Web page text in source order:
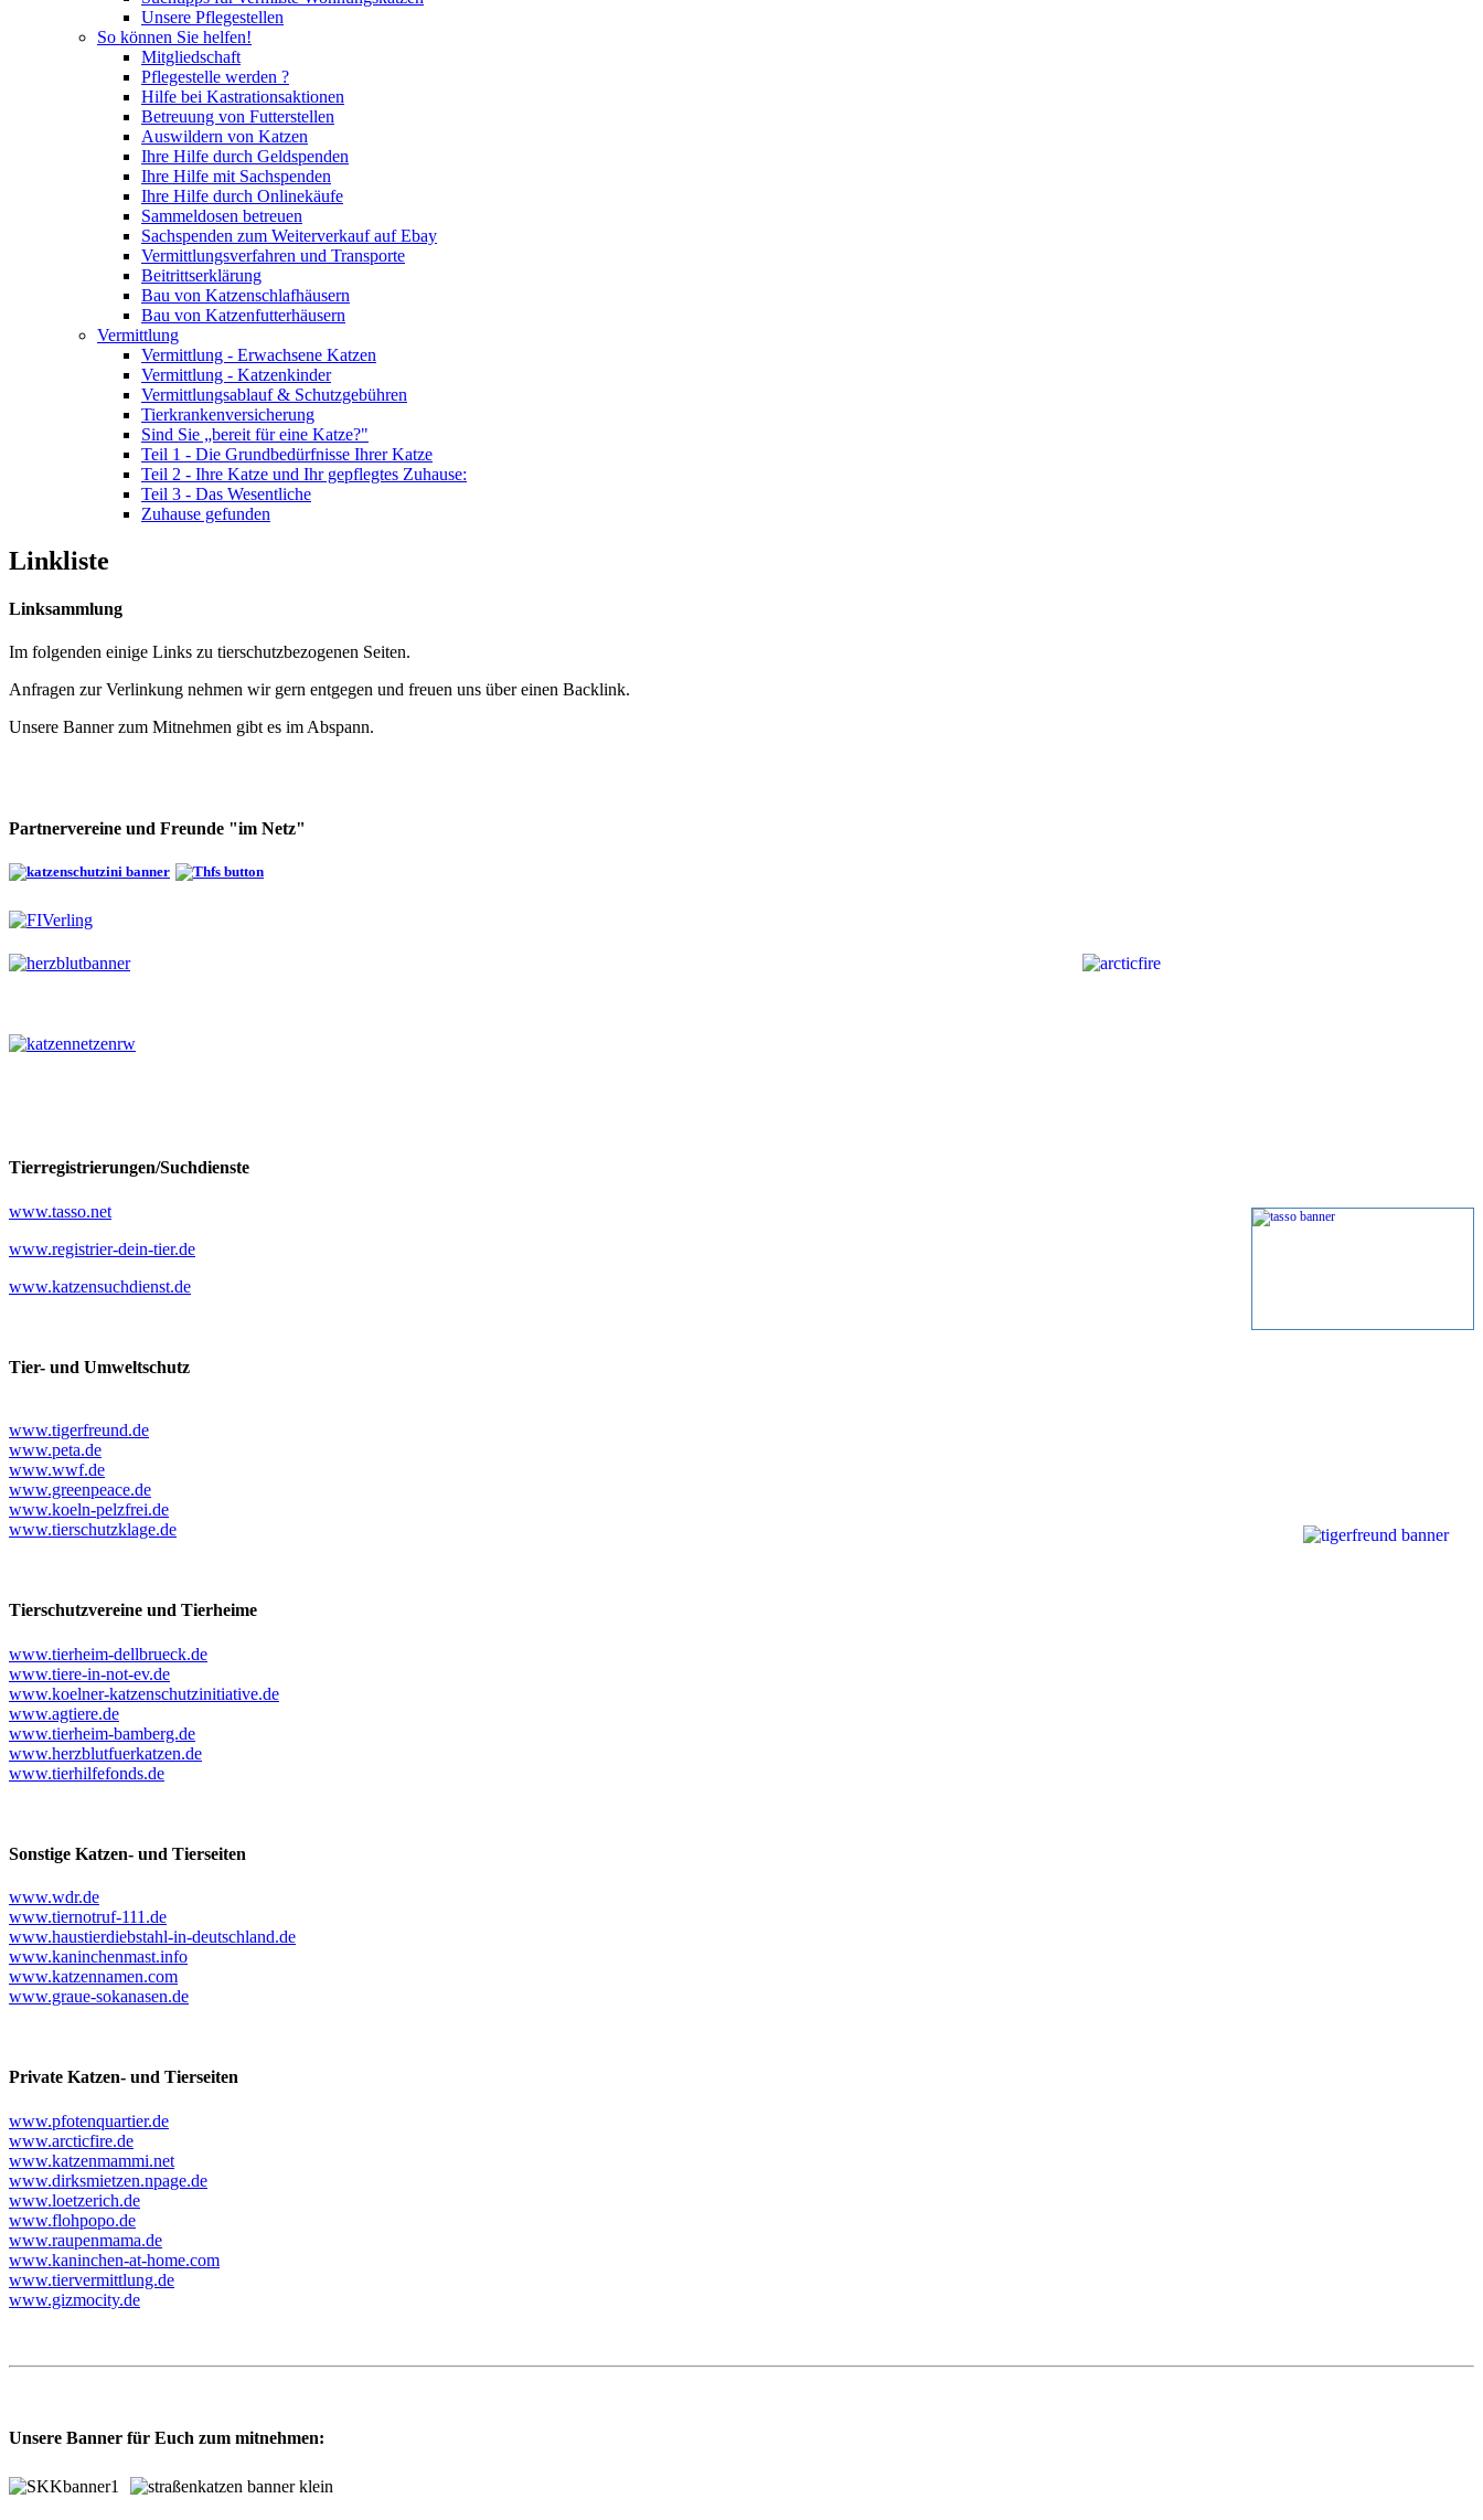
Unsere Pflegestellen
So können Sie helfen!
Mitgliedschaft
Pflegestelle werden ?
Hilfe bei Kastrationsaktionen
Betreuung von Futterstellen
Auswildern von Katzen
Ihre Hilfe durch Geldspenden
Ihre Hilfe mit Sachspenden
Ihre Hilfe durch Onlinekäufe
Sammeldosen betreuen
Sachspenden zum Weiterverkauf auf Ebay
Vermittlungsverfahren und Transporte
Beitrittserklärung
Bau von Katzenschlafhäusern
Bau von Katzenfutterhäusern
Vermittlung
Vermittlung - Erwachsene Katzen
Vermittlung - Katzenkinder
Vermittlungsablauf & Schutzgebühren
Tierkrankenversicherung
Sind Sie „bereit für eine Katze?"
Teil 1 - Die Grundbedürfnisse Ihrer Katze
Teil 2 - Ihre Katze und Ihr gepflegtes Zuhause:
Teil 3 - Das Wesentliche
Zuhause gefunden
Linkliste
Linksammlung
Im folgenden einige Links zu tierschutzbezogenen Seiten.
Anfragen zur Verlinkung nehmen wir gern entgegen und freuen uns über einen Backlink.
Unsere Banner zum Mitnehmen gibt es im Abspann.
Partnervereine und Freunde "im Netz"
Tierregistrierungen/Suchdienste
www.tasso.net
www.registrier-dein-tier.de
www.katzensuchdienst.de
Tier- und Umweltschutz
www.tigerfreund.de
www.peta.de
www.wwf.de
www.greenpeace.de
www.koeln-pelzfrei.de
www.tierschutzklage.de
Tierschutzvereine und Tierheime
www.tierheim-dellbrueck.de
www.tiere-in-not-ev.de
www.koelner-katzenschutzinitiative.de
www.agtiere.de
www.tierheim-bamberg.de
www.herzblutfuerkatzen.de
www.tierhilfefonds.de
Sonstige Katzen- und Tierseiten
www.wdr.de
www.tiernotruf-111.de
www.haustierdiebstahl-in-deutschland.de
www.kaninchenmast.info
www.katzennamen.com
www.graue-sokanasen.de
Private Katzen- und Tierseiten
www.pfotenquartier.de
www.arcticfire.de
www.katzenmammi.net
www.dirksmietzen.npage.de
www.loetzerich.de
www.flohpopo.de
www.raupenmama.de
www.kaninchen-at-home.com
www.tiervermittlung.de
www.gizmocity.de
Unsere Banner für Euch zum mitnehmen: